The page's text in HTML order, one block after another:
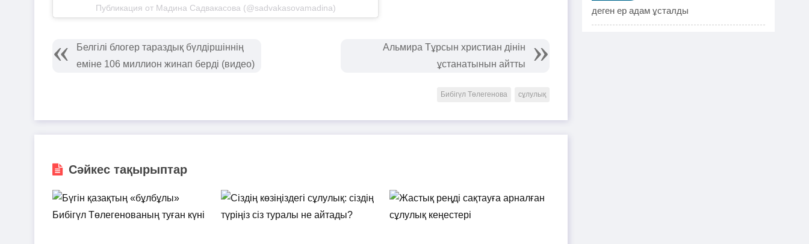
Публикация от Мадина Садвакасова (@sadvakasovamadina)
Белгілі блогер тараздық бүлдіршіннің
еміне 106 миллион жинап берді (видео)
Альмира Тұрсын христиан дінін
ұстанатынын айтты
Бибігүл Төлегенова сұлулық
Сәйкес тақырыптар
деген ер адам ұсталды